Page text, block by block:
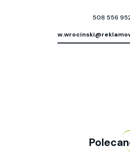
508 556